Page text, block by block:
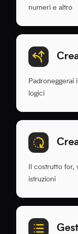
numeri e altro
Padroneggerai
logici
Il costrutto
istruzioni